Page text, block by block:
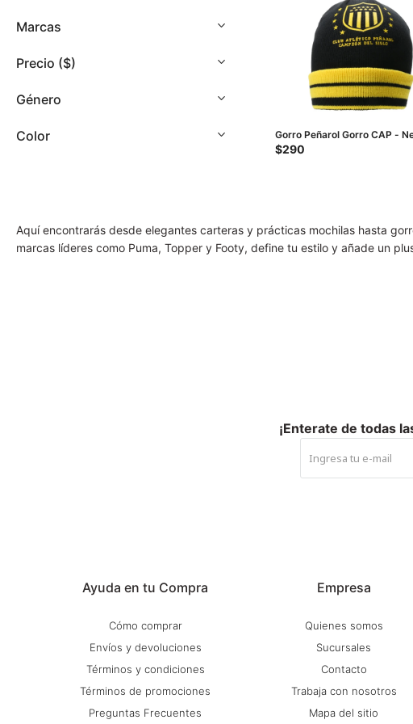
discapacidad
que
están
usando
lector
para
abrir
Gorro Peñarol Gorro CAP -
Amarillo
$290
Marcas
Precio ($)
Género
Color
Aquí encontrarás desde elegantes carteras y prácticas mochilas hasta
marcas líderes como Puma, Topper y Footy, define tu estilo y añade un
Ayuda en tu Compra
Cómo comprar
Envíos y devoluciones
Términos y condiciones
Términos de promociones
Preguntas Frecuentes
Empresa
Quienes somos
Sucursales
Contacto
Trabaja con nosotros
Mapa del sitio
¡Enterate de todas